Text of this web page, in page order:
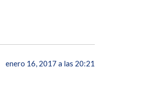
enero 16, 2017 a las 20:21